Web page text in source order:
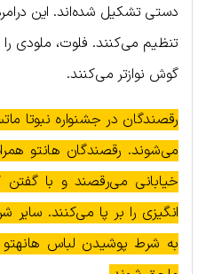
دستی تشکیل شده‌اند. این
تنظیم می‌کنند. فلوت، ملودی
گوش نوازتر می‌کنند.
رقصندگان در جشنواره نبوتا
می‌شوند. رقصندگان هانتو
خیابانی می‌رقصند و با گفتن
انگیزی را بر پا می‌کنند.
به شرط پوشیدن لباس